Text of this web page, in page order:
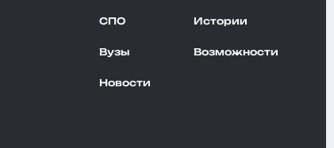
СПО
Вузы
Новости
Истории
Возможности